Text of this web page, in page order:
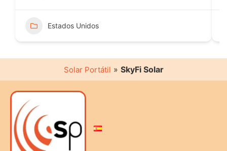
Estados Unidos
Solar Portátil » SkyFi Solar